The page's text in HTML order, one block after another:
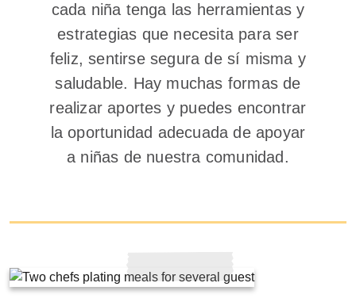
cada niña tenga las herramientas y
estrategias que necesita para ser
feliz, sentirse segura de sí misma y
saludable. Hay muchas formas de
realizar aportes y puedes encontrar
la oportunidad adecuada de apoyar
a niñas de nuestra comunidad.